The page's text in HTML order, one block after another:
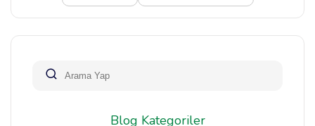
Blog Kategoriler